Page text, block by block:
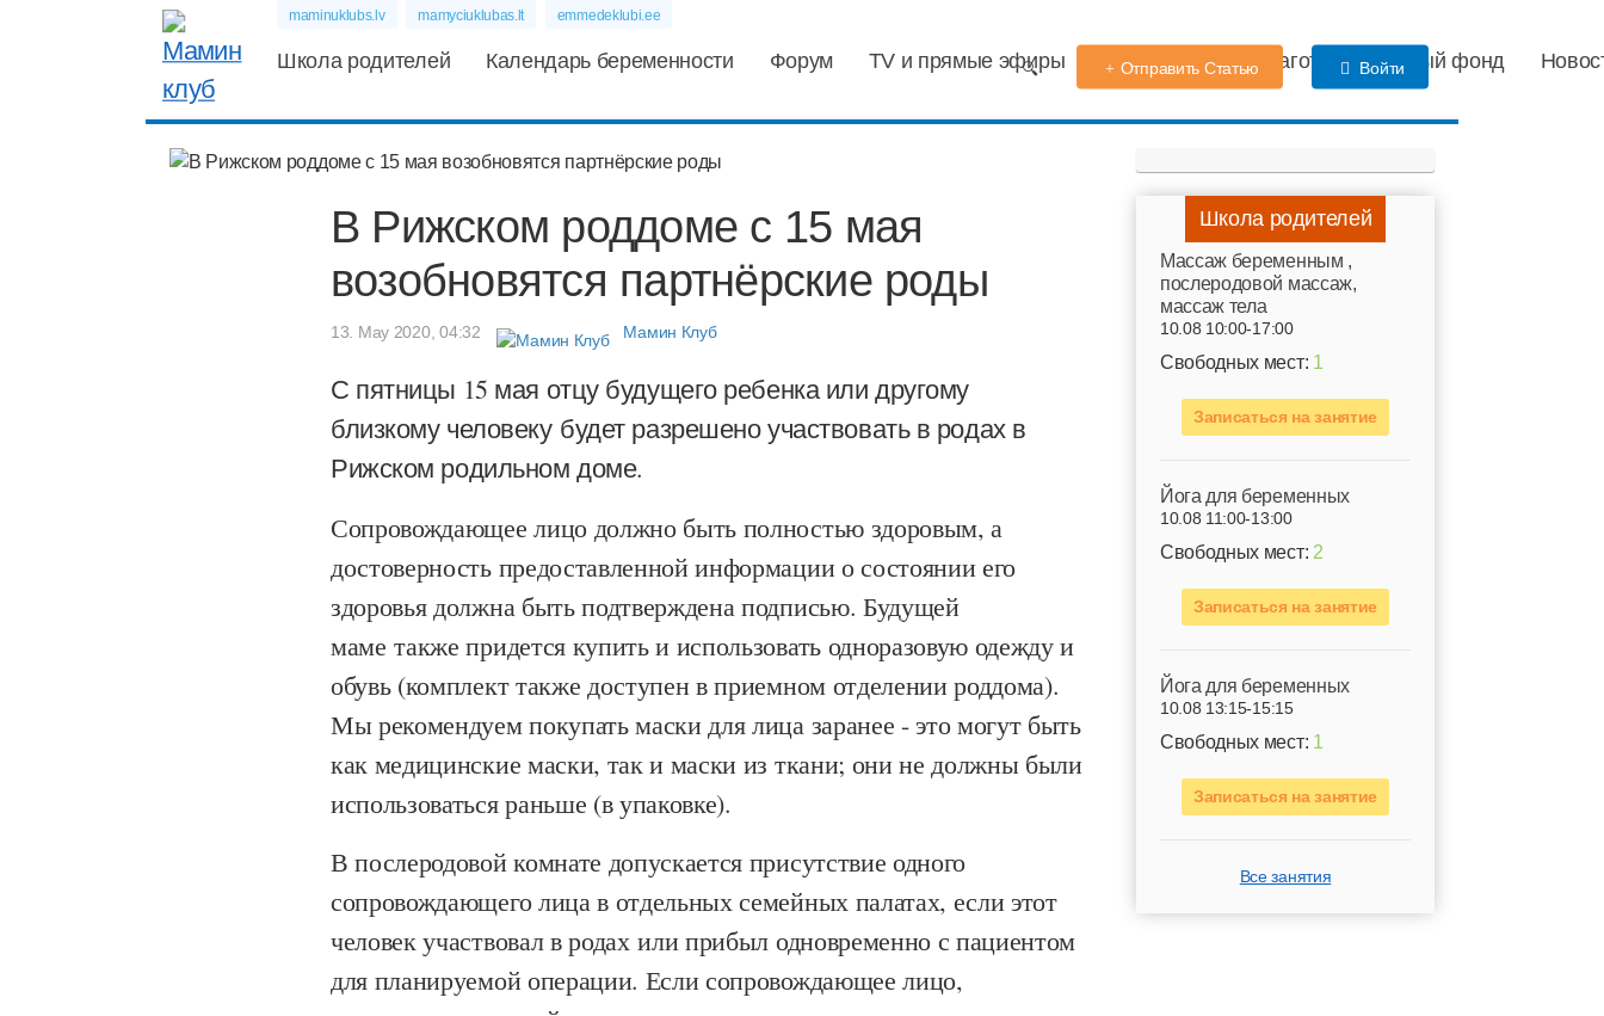
maminuklubs.lv mamyciuklubas.lt emmedeklubi.ee
Школа родителей Календарь беременности Форум TV и прямые эфиры Детский сад Благотворительный фонд
Отправить Статью Войти
В Рижском роддоме с 15 мая
возобновятся партнёрские роды
13. May 2020, 04:32 Мамин Клуб
С пятницы 15 мая отцу будущего ребенка или другому
близкому человеку будет разрешено участвовать в родах в
Рижском родильном доме.
Сопровождающее лицо должно быть полностью здоровым, а
достоверность предоставленной информации о состоянии его
здоровья должна быть подтверждена подписью. Будущей
маме также придется купить и использовать одноразовую одежду и
обувь (комплект также доступен в приемном отделении роддома).
Мы рекомендуем покупать маски для лица заранее - это могут быть
как медицинские маски, так и маски из ткани; они не должны были
использоваться раньше (в упаковке).
В послеродовой комнате допускается присутствие одного
сопровождающего лица в отдельных семейных палатах, если этот
человек участвовал в родах или прибыл одновременно с пациентом
для планируемой операции. Если сопровождающее лицо,
Школа родителей
Mассаж беременным ,
послеродовой массаж,
массаж тела
10.08 10:00-17:00
Свободных мест: 1
Записаться на занятие
Йога для беременных
10.08 11:00-13:00
Свободных мест: 2
Записаться на занятие
Йога для беременных
10.08 13:15-15:15
Свободных мест: 1
Записаться на занятие
Все занятия